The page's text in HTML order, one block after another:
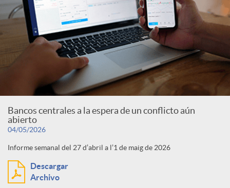
Bancos centrales a la espera de un conflicto aún
abierto
04/05/2026
Informe semanal del 27 d’abril a l’1 de maig de 2026
Descargar
Archivo